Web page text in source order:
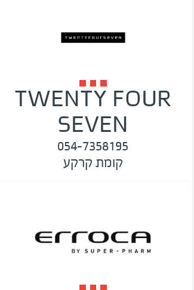
TWENTY FOUR
SEVEN
054-7358195
קומת קרקע